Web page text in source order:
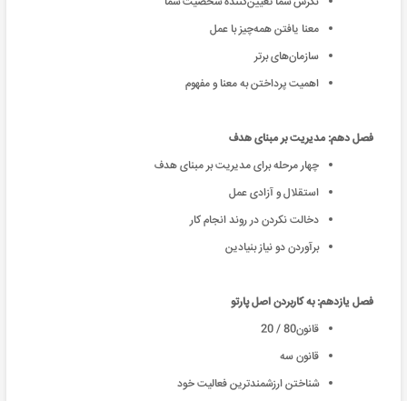
معنا یافتن همه‌چیز با عمل
سازمان‌های برتر
اهمیت پرداختن به معنا و مفهوم
فصل دهم: مدیریت بر مبنای هدف
چهار مرحله برای مدیریت بر مبنای هدف
استقلال و آزادی عمل
دخالت نکردن در روند انجام کار
برآوردن دو نیاز بنیادین
فصل یازدهم: به کاربردن اصل پارتو
قانون80 / 20
قانون سه
شناختن ارزشمندترین فعالیت خود